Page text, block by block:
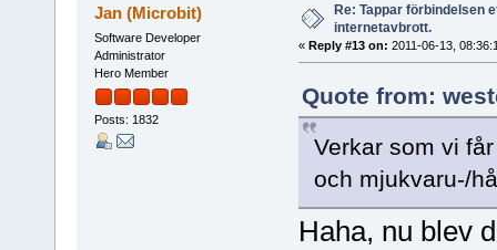
Jan (Microbit)
Software Developer
Administrator
Hero Member
Posts: 1832
Re: Tappar förbindelsen
internetavbrott.
« Reply #13 on: 2011-06-13,
Quote from:
Verkar som vi
och mjukvaru-/
Haha, nu blev